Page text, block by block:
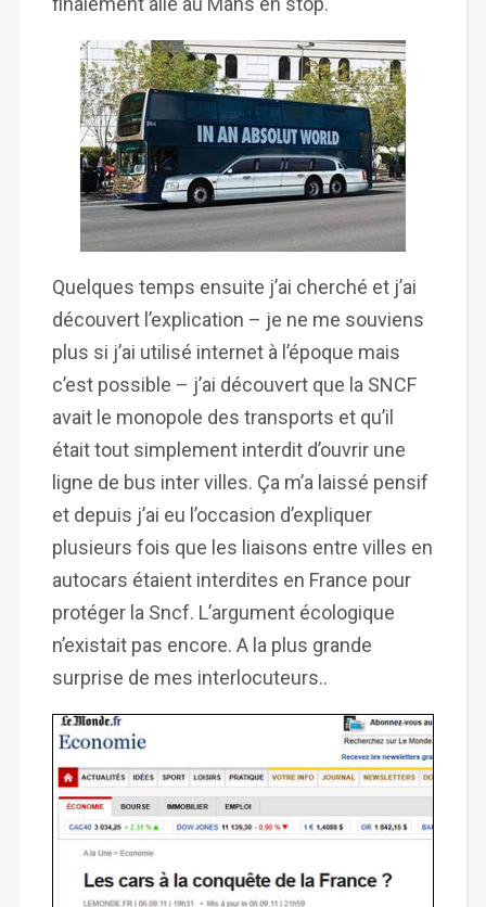
Quelques temps ensuite j’ai cherché et j’ai
découvert l’explication – je ne me souviens
plus si j’ai utilisé internet à l’époque mais
c’est possible – j’ai découvert que la SNCF
avait le monopole des transports et qu’il
était tout simplement interdit d’ouvrir une
ligne de bus inter villes. Ça m’a laissé pensif
et depuis j’ai eu l’occasion d’expliquer
plusieurs fois que les liaisons entre villes en
autocars étaient interdites en France pour
protéger la Sncf. L’argument écologique
n’existait pas encore. A la plus grande
surprise de mes interlocuteurs..